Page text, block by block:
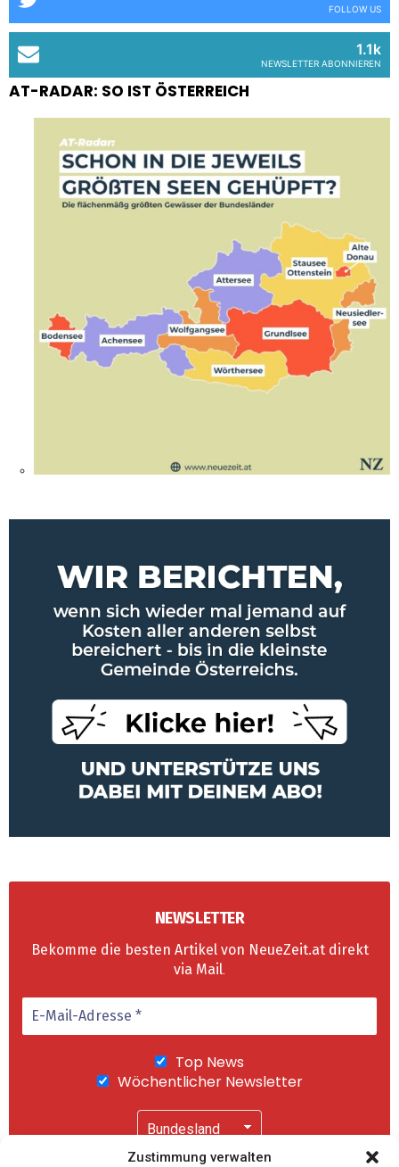
Zustimmung verwalten
FOLLOW US
1.1k
NEWSLETTER ABONNIEREN
AT-RADAR: SO IST ÖSTERREICH
NEWSLETTER
Bekomme die besten Artikel von NeueZeit.at direkt
via Mail.
Top News
Wöchentlicher Newsletter